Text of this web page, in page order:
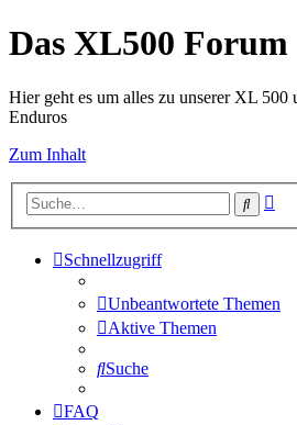
Das XL500 Forum
Hier geht es um alles zu unserer XL
Enduros
Zum Inhalt
Suche
Schnellzugriff
Unbeantwortete Themen
Aktive Themen
Suche
FAQ